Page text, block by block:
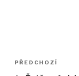
Navigace
pro
Předchozí
PŘEDCHOZÍ